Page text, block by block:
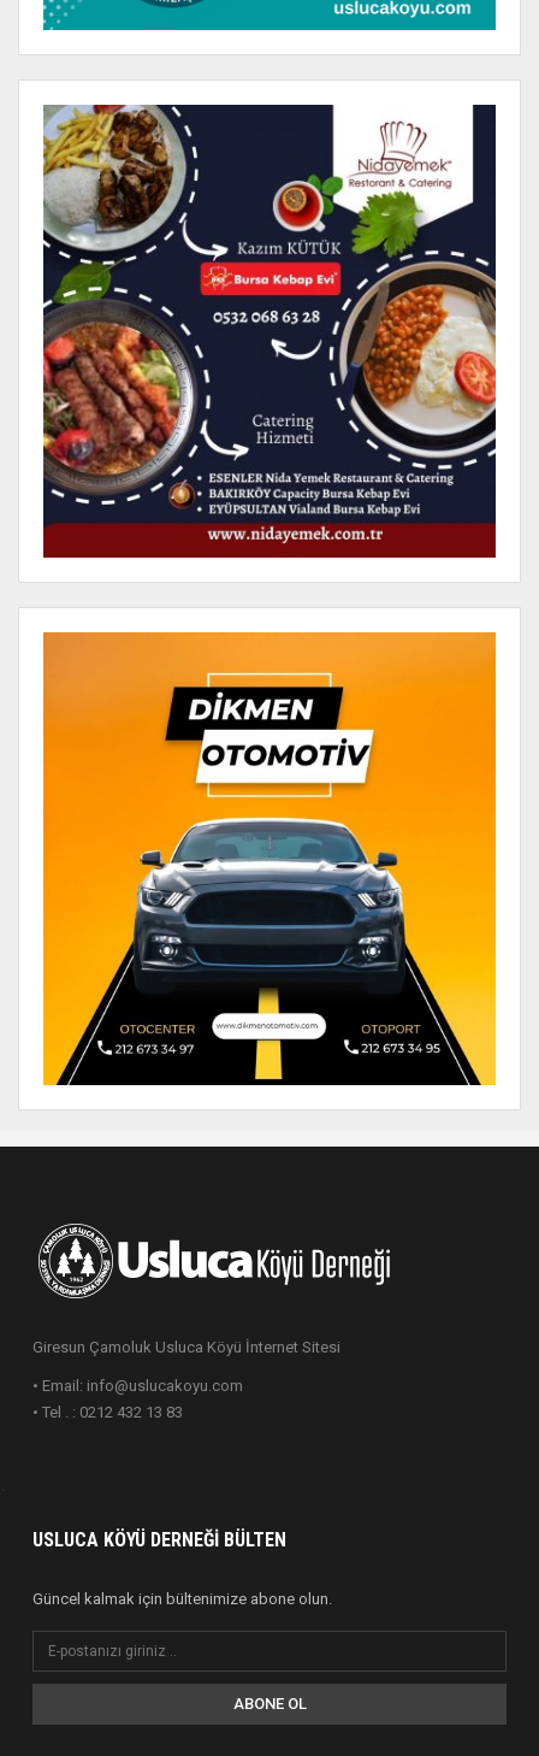
Giresun Çamoluk Usluca Köyü İnternet Sitesi
• Email: info@uslucakoyu.com
• Tel . : 0212 432 13 83
USLUCA KÖYÜ DERNEĞI BÜLTEN
Güncel kalmak için bültenimize abone olun.
ABONE OL